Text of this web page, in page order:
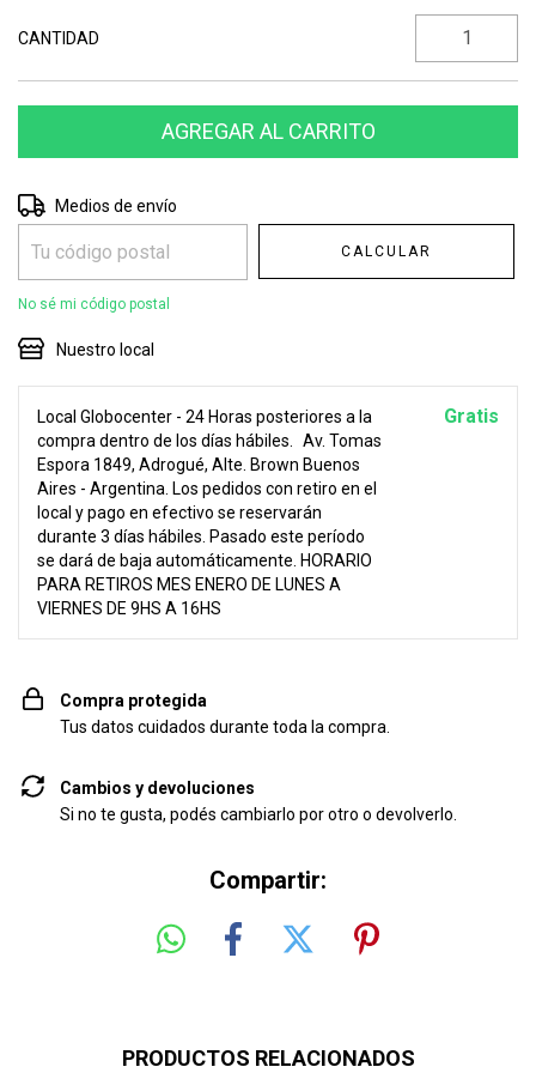
CANTIDAD
Entregas para el CP:
Medios de envío
CALCULAR
No sé mi código postal
Nuestro local
Local Globocenter - 24 Horas posteriores a la
compra dentro de los días hábiles.
Av. Tomas
Espora 1849, Adrogué, Alte. Brown Buenos
Aires - Argentina. Los pedidos con retiro en el
local y pago en efectivo se reservarán
durante 3 días hábiles. Pasado este período
se dará de baja automáticamente. HORARIO
PARA RETIROS MES ENERO DE LUNES A
VIERNES DE 9HS A 16HS
Gratis
Compra protegida
Tus datos cuidados durante toda la compra.
Cambios y devoluciones
Si no te gusta, podés cambiarlo por otro o devolverlo.
Compartir:
PRODUCTOS RELACIONADOS